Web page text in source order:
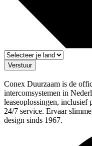
Verstuur
Conex Duurzaam is de
intercomsystemen in
leaseoplossingen, inclusief
24/7 service. Ervaar
design sinds 1967.